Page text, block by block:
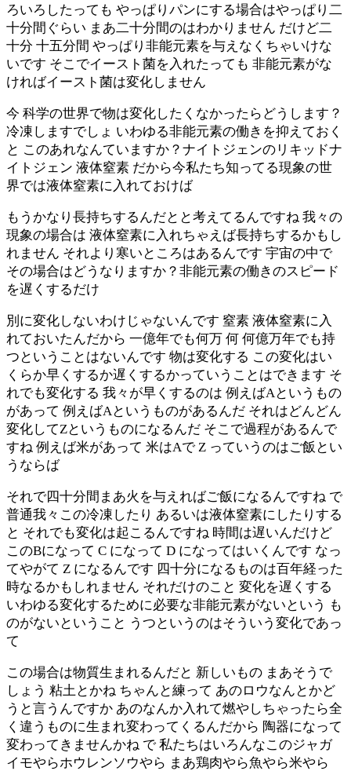
ろいろしたっても やっぱりパンにする場合はやっぱり二
十分間ぐらい まあ二十分間のはわかりません だけど二
十分 十五分間 やっぱり非能元素を与えなくちゃいけな
いです そこでイースト菌を入れたっても 非能元素がな
ければイースト菌は変化しません
今 科学の世界で物は変化したくなかったらどうします？
冷凍しますでしょ いわゆる非能元素の働きを抑えておく
と このあれなんていますか？ナイトジェンのリキッドナ
イトジェン 液体窒素 だから今私たち知ってる現象の世
界では液体窒素に入れておけば
もうかなり長持ちするんだとと考えてるんですね 我々の
現象の場合は 液体窒素に入れちゃえば長持ちするかもし
れません それより寒いところはあるんです 宇宙の中で
その場合はどうなりますか？非能元素の働きのスピード
を遅くするだけ
別に変化しないわけじゃないんです 窒素 液体窒素に入
れておいたんだから 一億年でも何万 何 何億万年でも持
つということはないんです 物は変化する この変化はい
くらか早くするか遅くするかっていうことはできます そ
れでも変化する 我々が早くするのは 例えばAというもの
があって 例えばAというものがあるんだ それはどんどん
変化してZというものになるんだ そこで過程があるんで
すね 例えば米があって 米はAで Z っていうのはご飯とい
うならば
それで四十分間まあ火を与えればご飯になるんですね で
普通我々この冷凍したり あるいは液体窒素にしたりする
と それでも変化は起こるんですね 時間は遅いんだけど
このBになって C になって D になってはいくんです なっ
てやがて Z になるんです 四十分になるものは百年経った
時なるかもしれません それだけのこと 変化を遅くする
いわゆる変化するために必要な非能元素がないという も
のがないということ うつというのはそういう変化であっ
て
この場合は物質生まれるんだと 新しいもの まあそうで
しょう 粘土とかね ちゃんと練って あのロウなんとかど
うと言うんですか あのなんか入れて燃やしちゃったら全
く違うものに生まれ変わってくるんだから 陶器になって
変わってきませんかね で 私たちはいろんなこのジャガ
イモやらホウレンソウやら まあ鶏肉やら魚やら米やら